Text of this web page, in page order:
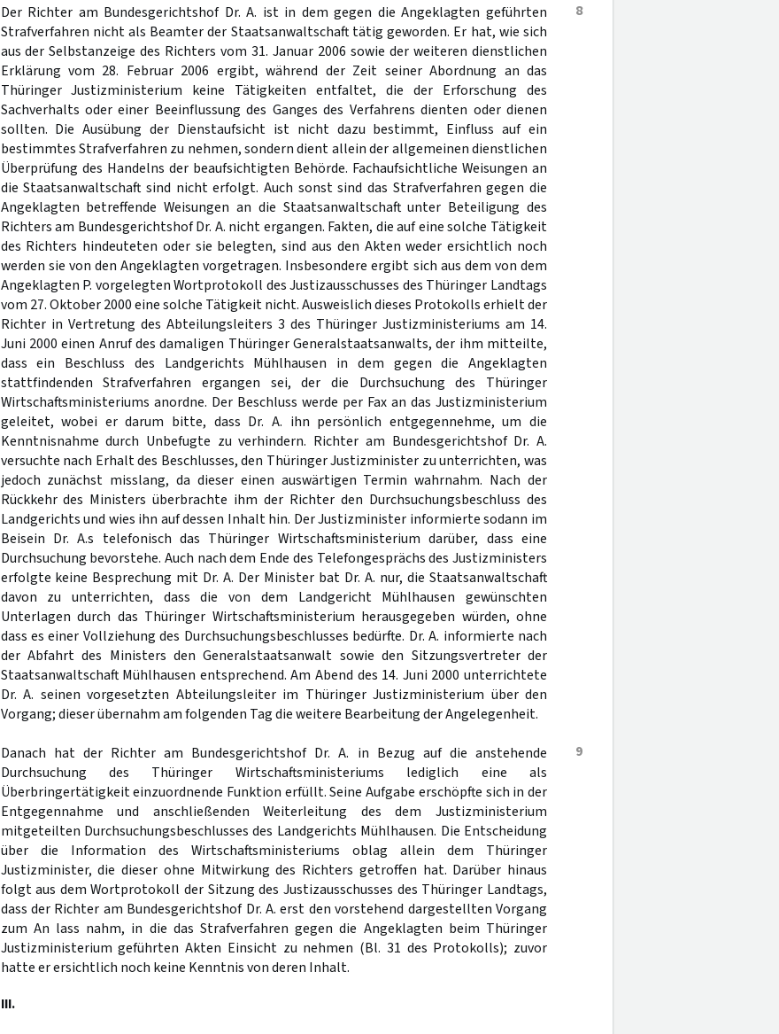
8
Der Richter am Bundesgerichtshof Dr. A. ist in dem gegen die Angeklagten geführten
Strafverfahren nicht als Beamter der Staatsanwaltschaft tätig geworden. Er hat, wie sich
aus der Selbstanzeige des Richters vom 31. Januar 2006 sowie der weiteren dienstlichen
Erklärung vom 28. Februar 2006 ergibt, während der Zeit seiner Abordnung an das
Thüringer Justizministerium keine Tätigkeiten entfaltet, die der Erforschung des
Sachverhalts oder einer Beeinflussung des Ganges des Verfahrens dienten oder dienen
sollten. Die Ausübung der Dienstaufsicht ist nicht dazu bestimmt, Einfluss auf ein
bestimmtes Strafverfahren zu nehmen, sondern dient allein der allgemeinen dienstlichen
Überprüfung des Handelns der beaufsichtigten Behörde. Fachaufsichtliche Weisungen an
die Staatsanwaltschaft sind nicht erfolgt. Auch sonst sind das Strafverfahren gegen die
Angeklagten betreffende Weisungen an die Staatsanwaltschaft unter Beteiligung des
Richters am Bundesgerichtshof Dr. A. nicht ergangen. Fakten, die auf eine solche Tätigkeit
des Richters hindeuteten oder sie belegten, sind aus den Akten weder ersichtlich noch
werden sie von den Angeklagten vorgetragen. Insbesondere ergibt sich aus dem von dem
Angeklagten P. vorgelegten Wortprotokoll des Justizausschusses des Thüringer Landtags
vom 27. Oktober 2000 eine solche Tätigkeit nicht. Ausweislich dieses Protokolls erhielt der
Richter in Vertretung des Abteilungsleiters 3 des Thüringer Justizministeriums am 14.
Juni 2000 einen Anruf des damaligen Thüringer Generalstaatsanwalts, der ihm mitteilte,
dass ein Beschluss des Landgerichts Mühlhausen in dem gegen die Angeklagten
stattfindenden Strafverfahren ergangen sei, der die Durchsuchung des Thüringer
Wirtschaftsministeriums anordne. Der Beschluss werde per Fax an das Justizministerium
geleitet, wobei er darum bitte, dass Dr. A. ihn persönlich entgegennehme, um die
Kenntnisnahme durch Unbefugte zu verhindern. Richter am Bundesgerichtshof Dr. A.
versuchte nach Erhalt des Beschlusses, den Thüringer Justizminister zu unterrichten, was
jedoch zunächst misslang, da dieser einen auswärtigen Termin wahrnahm. Nach der
Rückkehr des Ministers überbrachte ihm der Richter den Durchsuchungsbeschluss des
Landgerichts und wies ihn auf dessen Inhalt hin. Der Justizminister informierte sodann im
Beisein Dr. A.s telefonisch das Thüringer Wirtschaftsministerium darüber, dass eine
Durchsuchung bevorstehe. Auch nach dem Ende des Telefongesprächs des Justizministers
erfolgte keine Besprechung mit Dr. A. Der Minister bat Dr. A. nur, die Staatsanwaltschaft
davon zu unterrichten, dass die von dem Landgericht Mühlhausen gewünschten
Unterlagen durch das Thüringer Wirtschaftsministerium herausgegeben würden, ohne
dass es einer Vollziehung des Durchsuchungsbeschlusses bedürfte. Dr. A. informierte nach
der Abfahrt des Ministers den Generalstaatsanwalt sowie den Sitzungsvertreter der
Staatsanwaltschaft Mühlhausen entsprechend. Am Abend des 14. Juni 2000 unterrichtete
Dr. A. seinen vorgesetzten Abteilungsleiter im Thüringer Justizministerium über den
Vorgang; dieser übernahm am folgenden Tag die weitere Bearbeitung der Angelegenheit.
9
Danach hat der Richter am Bundesgerichtshof Dr. A. in Bezug auf die anstehende
Durchsuchung des Thüringer Wirtschaftsministeriums lediglich eine als
Überbringertätigkeit einzuordnende Funktion erfüllt. Seine Aufgabe erschöpfte sich in der
Entgegennahme und anschließenden Weiterleitung des dem Justizministerium
mitgeteilten Durchsuchungsbeschlusses des Landgerichts Mühlhausen. Die Entscheidung
über die Information des Wirtschaftsministeriums oblag allein dem Thüringer
Justizminister, die dieser ohne Mitwirkung des Richters getroffen hat. Darüber hinaus
folgt aus dem Wortprotokoll der Sitzung des Justizausschusses des Thüringer Landtags,
dass der Richter am Bundesgerichtshof Dr. A. erst den vorstehend dargestellten Vorgang
zum An lass nahm, in die das Strafverfahren gegen die Angeklagten beim Thüringer
Justizministerium geführten Akten Einsicht zu nehmen (Bl. 31 des Protokolls); zuvor
hatte er ersichtlich noch keine Kenntnis von deren Inhalt.
III.